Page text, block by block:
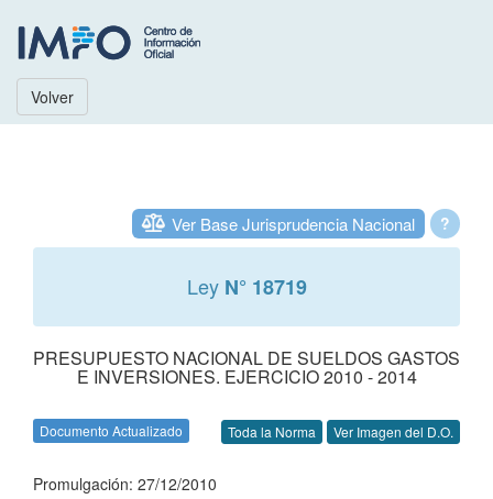
Volver
?
Ver Base Jurisprudencia Nacional
Ley N° 18719
PRESUPUESTO NACIONAL DE SUELDOS GASTOS
E INVERSIONES. EJERCICIO 2010 - 2014
Documento Actualizado Toda la Norma Ver Imagen del D.O.
Promulgación: 27/12/2010